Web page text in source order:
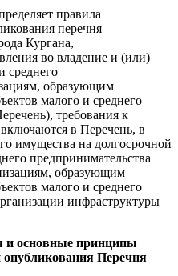
правила
перечня
Кургана,
во владение и (или)
среднего
образующим
малого и среднего
требования к
в Перечень, в
имущества на долгосрочной
предпринимательства
образующим
малого и среднего
инфраструктуры
и основные принципы
Перечня